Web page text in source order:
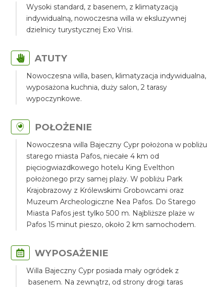
Wysoki standard, z basenem, z klimatyzacją
indywidualną, nowoczesna willa w eksluzywnej
dzielnicy turystycznej Exo Vrisi.
ATUTY
Nowoczesna willa, basen, klimatyzacja indywidualna,
wyposażona kuchnia, duży salon, 2 tarasy
wypoczynkowe.
POŁOŻENIE
Nowoczesna willa Bajeczny Cypr położona w pobliżu
starego miasta Pafos, niecałe 4 km od
pięciogwiazdkowego hotelu King Evelthon
położonego przy samej plaży. W pobliżu Park
Krajobrazowy z Królewskimi Grobowcami oraz
Muzeum Archeologiczne Nea Pafos. Do Starego
Miasta Pafos jest tylko 500 m. Najbliższe plaże w
Pafos 15 minut pieszo, około 2 km samochodem.
WYPOSAŻENIE
Willa Bajeczny Cypr posiada mały ogródek z
basenem. Na zewnątrz, od strony drogi taras